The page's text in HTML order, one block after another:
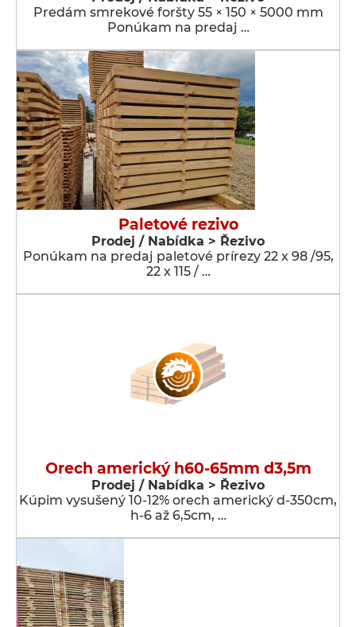
Predám smrekové foršty 55 × 150 × 5000 mm
Ponúkam na predaj …
Paletové rezivo
Prodej / Nabídka > Řezivo
Ponúkam na predaj paletové prírezy 22 x 98 /95,
22 x 115 / …
Orech americký h60-65mm d3,5m
Prodej / Nabídka > Řezivo
Kúpim vysušený 10-12% orech americký d-350cm,
h-6 až 6,5cm, …